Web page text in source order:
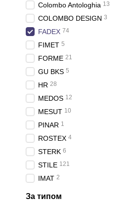
Colombo Antologhia 13
COLOMBO DESIGN 3
FADEX 74
FIMET 5
FORME 21
GU BKS 5
HR 28
MEDOS 12
MESUT 10
PINAR 1
ROSTEX 4
STERK 6
STILE 121
IMAT 2
За типом